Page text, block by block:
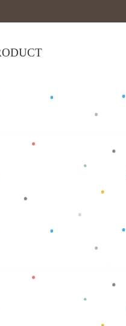
Peanuts 50 Kuning Kenari